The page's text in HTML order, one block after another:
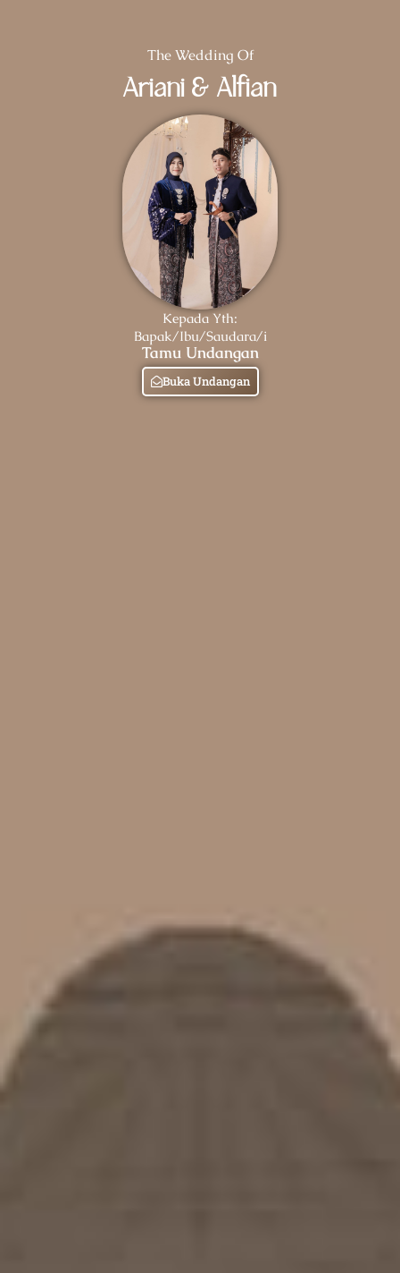
The Wedding Of
Ariani & Alfian
Kepada Yth:
Bapak/Ibu/Saudara/i
Tamu Undangan
Buka Undangan